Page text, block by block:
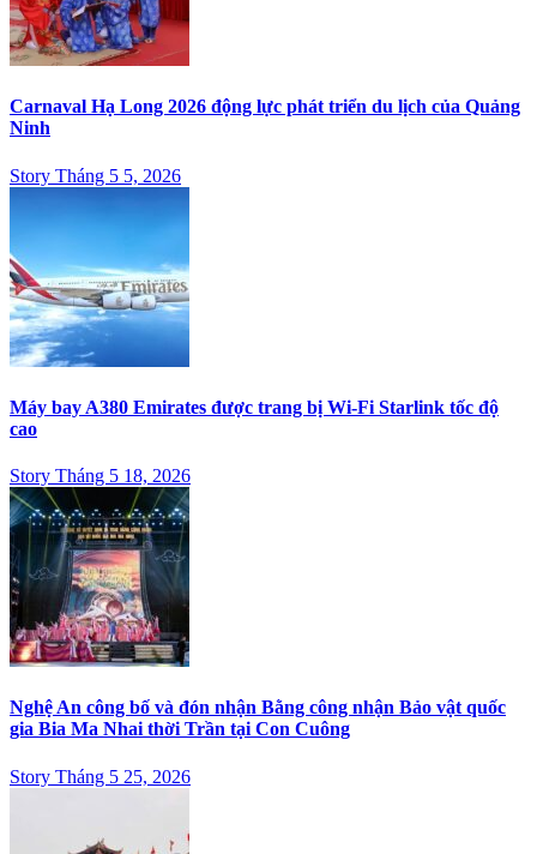
Carnaval Hạ Long 2026 động lực phát triển du lịch của Quảng
Ninh
Story Tháng 5 5, 2026
Máy bay A380 Emirates được trang bị Wi-Fi Starlink tốc độ
cao
Story Tháng 5 18, 2026
Nghệ An công bố và đón nhận Bằng công nhận Bảo vật quốc
gia Bia Ma Nhai thời Trần tại Con Cuông
Story Tháng 5 25, 2026